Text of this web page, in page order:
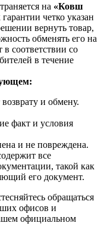
на «Ковш
четко указан
вернуть товар,
обменять его на
соответствии со
в течение
и обмену.
факт и условия
и не повреждена.
все
такой как
его документ.
обращаться
офисов и
официальном